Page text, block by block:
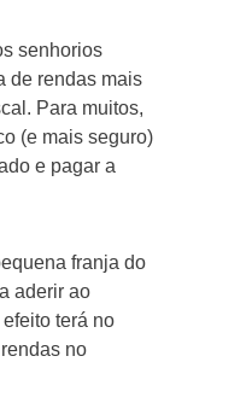
senhorios
de rendas mais
Para muitos,
(e mais seguro)
e pagar a
franja do
aderir ao
terá no
no